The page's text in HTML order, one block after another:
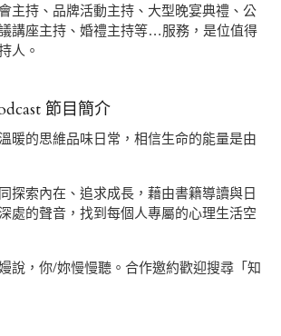
主持、品牌活動主持、大型晚宴典禮、公
講座主持、婚禮主持等…服務，是位值得
人。
節目簡介
暖的思維品味日常，相信生命的能量是由
探索內在、追求成長，藉由書籍導讀與日
處的聲音，找到每個人專屬的心理生活空
說，你/妳慢慢聽。合作邀約歡迎搜尋「知